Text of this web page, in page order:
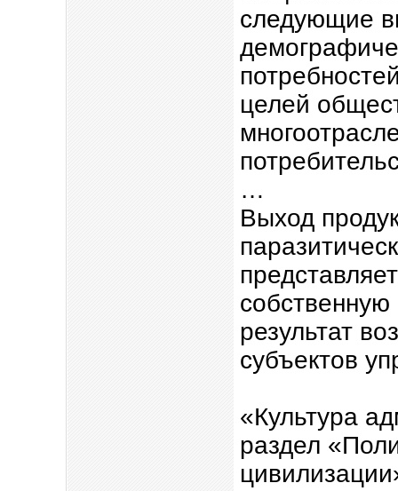
следующие
целей
…
Выход
результат
субъектов
«Культура
раздел